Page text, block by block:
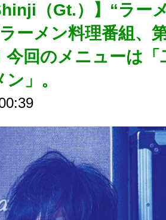
（Gt.）】“ラー
ーメン料理番組、
今回のメニューは「
」。